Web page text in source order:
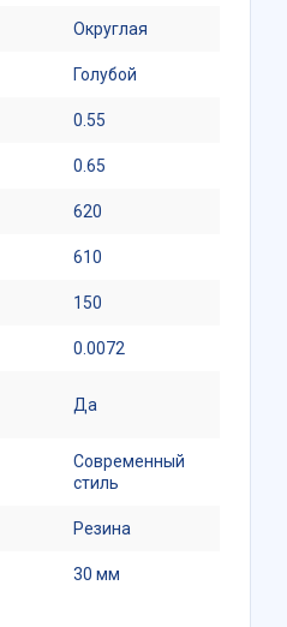
Округлая
Голубой
0.55
0.65
620
610
150
0.0072
Да
Современный
стиль
Резина
30 мм